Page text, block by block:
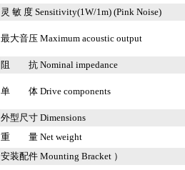
灵 敏 度 Sensitivity(1W/1m) (Pink Noise)
最大音压 Maximum acoustic output
阻 抗 Nominal impedance
单 体 Drive components
外型尺寸 Dimensions
重 量 Net weight
安装配件 Mounting Bracket ）